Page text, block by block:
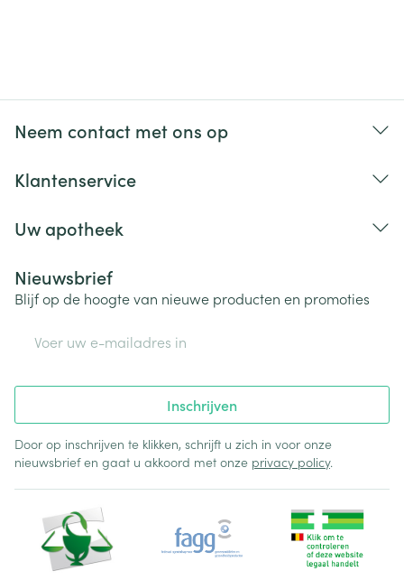
Neem contact met ons op
Klantenservice
Uw apotheek
Nieuwsbrief
Blijf op de hoogte van nieuwe producten en promoties
Inschrijven
Door op inschrijven te klikken, schrijft u zich in voor onze
nieuwsbrief en gaat u akkoord met onze privacy policy.